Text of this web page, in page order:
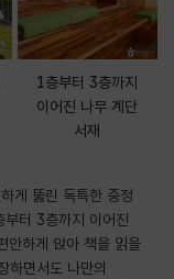
1층부터 3층까지
이어진 나무 계단
서재
게 뚫린 독특한 중정
터 3층까지 이어진
안하게 앉아 책을 읽을
하면서도 나만의